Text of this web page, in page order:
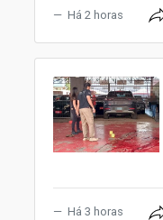
Há 2 horas
Há 3 horas